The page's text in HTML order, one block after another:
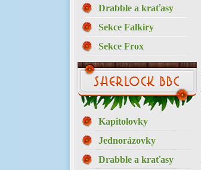
Drabble a kraťasy
Sekce Falkiry
Sekce Frox
Kapitolovky
Jednorázovky
Drabble a kraťasy